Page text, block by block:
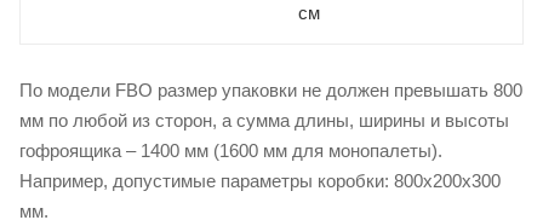
см
По модели FBO размер упаковки не должен превышать 800
мм по любой из сторон, а сумма длины, ширины и высоты
гофроящика – 1400 мм (1600 мм для монопалеты).
Например, допустимые параметры коробки: 800х200х300
мм.